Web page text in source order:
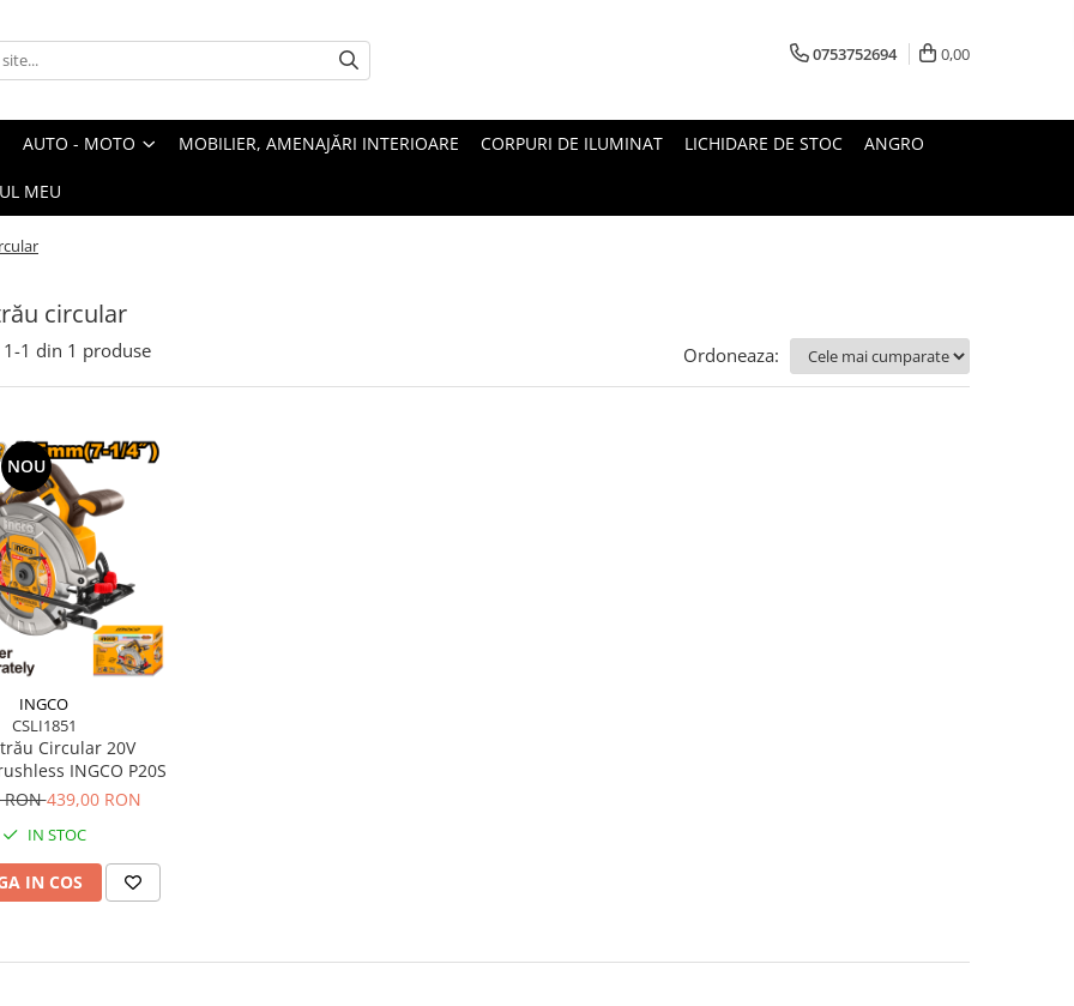
0753752694 0,00
AUTO - MOTO MOBILIER, AMENAJĂRI INTERIOARE CORPURI DE ILUMINAT LICHIDARE DE STOC ANGRO
MEU
circular
1-1 din 1 produse Ordoneaza:
NOU
INGCO
CSLI1851
Circular 20V
INGCO P20S
RON439,00 RON
IN STOC
IN COS